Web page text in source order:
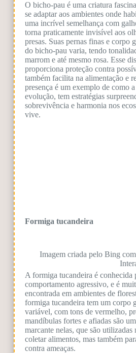
O bicho-pau é uma criatura
se adaptar aos ambientes onde
uma incrível semelhança com
torna praticamente invisível aos
presas. Suas pernas finas e corpo
do bicho-pau varia, tendo
marrom e até mesmo rosa. Esse
proporciona proteção contra
também facilita na alimentação e
presença é um exemplo de como
evolução, tem estratégias
sobrevivência e harmonia nos
vive.
Formiga tucandeira
Imagem criada pelo Bing
A formiga tucandeira é conhecida
comportamento agressivo, e é
encontrada em ambientes de
formiga tucandeira tem um corpo
variável, com tons de vermelho,
mandíbulas fortes e afiadas são
marcante nelas, que são utilizadas
coletar alimentos, mas também
contra ameaças.